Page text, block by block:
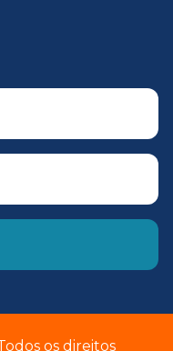
os direitos